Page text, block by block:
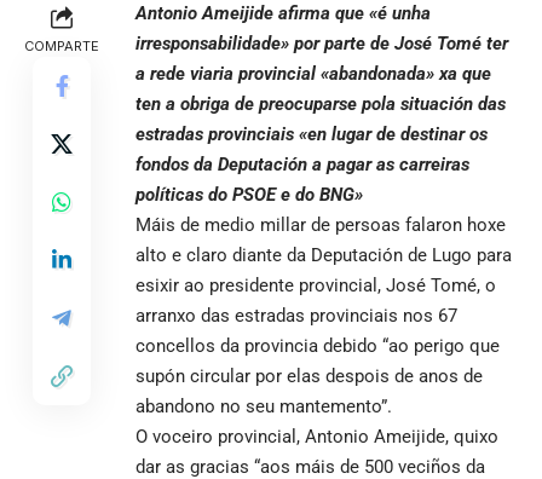
COMPARTE
Antonio Ameijide afirma que «é unha
irresponsabilidade» por parte de José Tomé ter
a rede viaria provincial «abandonada» xa que
ten a obriga de preocuparse pola situación das
estradas provinciais «en lugar de destinar os
fondos da Deputación a pagar as carreiras
políticas do PSOE e do BNG»
Máis de medio millar de persoas falaron hoxe
alto e claro diante da Deputación de Lugo para
esixir ao presidente provincial, José Tomé, o
arranxo das estradas provinciais nos 67
concellos da provincia debido “ao perigo que
supón circular por elas despois de anos de
abandono no seu mantemento”.
O voceiro provincial, Antonio Ameijide, quixo
dar as gracias “aos máis de 500 veciños da